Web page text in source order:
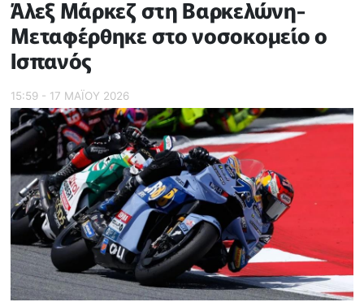
Άλεξ Μάρκεζ στη Βαρκελώνη-
Μεταφέρθηκε στο νοσοκομείο ο
Ισπανός
15:59 - 17 ΜΑΪ́ΟΥ 2026